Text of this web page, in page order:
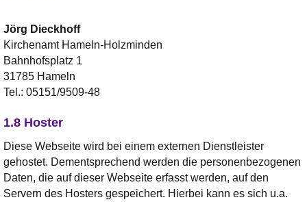
Jörg Dieckhoff
Kirchenamt Hameln-Holzminden
Bahnhofsplatz 1
31785 Hameln
Tel.: 05151/9509-48
1.8 Hoster
Diese Webseite wird bei einem externen Dienstleister
gehostet. Dementsprechend werden die personenbezogenen
Daten, die auf dieser Webseite erfasst werden, auf den
Servern des Hosters gespeichert. Hierbei kann es sich u.a.